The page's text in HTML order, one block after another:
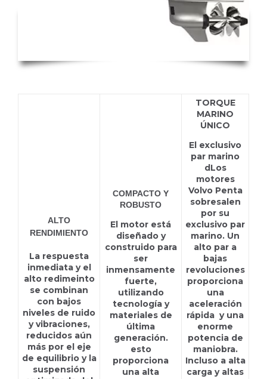
ALTO
RENDIMIENTO
La respuesta
inmediata y el
alto redimeinto
se combinan
con bajos
niveles de ruido
y vibraciones,
reducidos aún
más por el eje
de equilibrio y la
suspensión
COMPACTO Y
ROBUSTO
El motor está
diseñado y
construido para
ser
inmensamente
fuerte,
utilizando
tecnología y
materiales de
última
generación.
esto
proporciona
una alta
TORQUE
MARINO
ÚNICO
El exclusivo
par marino
dLos
motores
Volvo Penta
sobresalen
por su
exclusivo par
marino. Un
alto par a
bajas
revoluciones
proporciona
una
aceleración
rápida y una
enorme
potencia de
maniobra.
Incluso a alta
carga y altas